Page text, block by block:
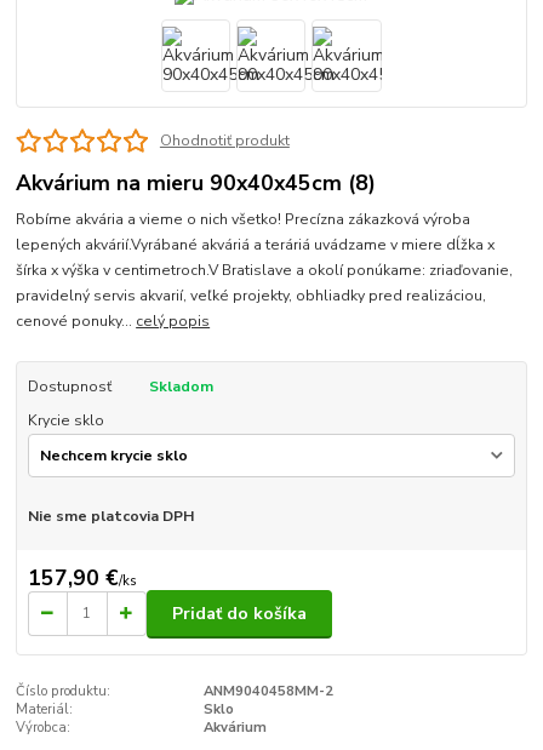
Ohodnotiť produkt
Akvárium na mieru 90x40x45cm (8)
Robíme akvária a vieme o nich všetko! Precízna zákazková výroba
lepených akvárií.Vyrábané akváriá a teráriá uvádzame v miere dĺžka x
šírka x výška v centimetroch.V Bratislave a okolí ponúkame: zriaďovanie,
pravidelný servis akvarií, veľké projekty, obhliadky pred realizáciou,
cenové ponuky... celý popis
Dostupnosť
Skladom
Krycie sklo
Nie sme platcovia DPH
157,90 €/ks
Pridať do košíka
Číslo produktu:
ANM9040458MM-2
Materiál:
Sklo
Výrobca:
Akvárium